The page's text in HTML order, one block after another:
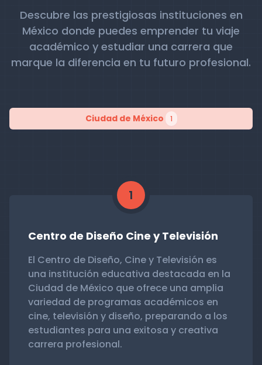
Descubre las prestigiosas instituciones en
México donde puedes emprender tu viaje
académico y estudiar una carrera que
marque la diferencia en tu futuro profesional.
Ciudad de México 1
1
Centro de Diseño Cine y Televisión
El Centro de Diseño, Cine y Televisión es
una institución educativa destacada en la
Ciudad de México que ofrece una amplia
variedad de programas académicos en
cine, televisión y diseño, preparando a los
estudiantes para una exitosa y creativa
carrera profesional.